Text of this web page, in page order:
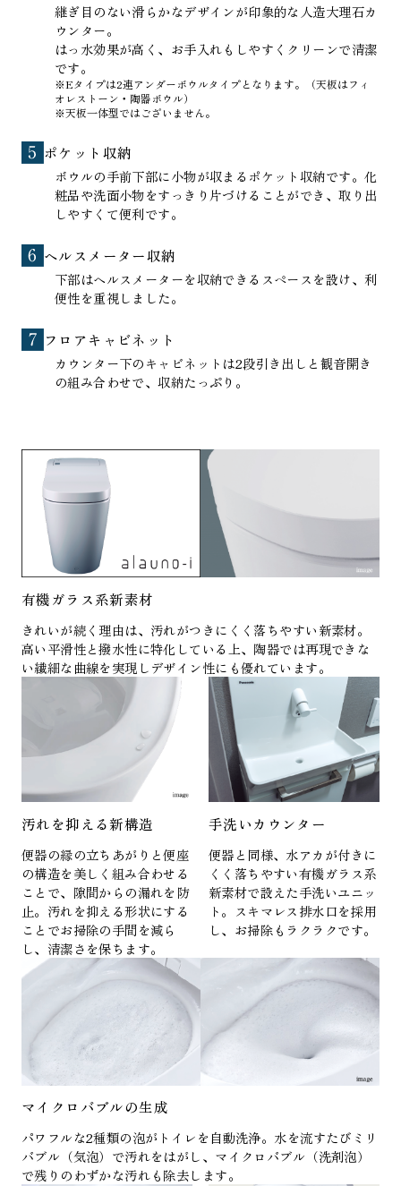
継ぎ目のない滑らかなデザインが印象的な人造大理石カ
ウンター。
はっ水効果が高く、お手入れもしやすくクリーンで清潔
です。
※Eタイプは2連アンダーボウルタイプとなります。（天板はフィ
オレストーン・陶器ボウル）
※天板一体型ではございません。
ポケット収納
ボウルの手前下部に小物が収まるポケット収納です。化
粧品や洗面小物をすっきり片づけることができ、取り出
しやすくて便利です。
ヘルスメーター収納
下部はヘルスメーターを収納できるスペースを設け、利
便性を重視しました。
フロアキャビネット
カウンター下のキャビネットは2段引き出しと観音開き
の組み合わせで、収納たっぷり。
有機ガラス系新素材
きれいが続く理由は、汚れがつきにくく落ちやすい新素材。
高い平滑性と撥水性に特化している上、陶器では再現できな
い繊細な曲線を実現しデザイン性にも優れています。
汚れを抑える新構造
便器の縁の立ちあがりと便座
の構造を美しく組み合わせる
ことで、隙間からの漏れを防
止。汚れを抑える形状にする
ことでお掃除の手間を減ら
し、清潔さを保ちます。
手洗いカウンター
便器と同様、水アカが付きに
くく落ちやすい有機ガラス系
新素材で設えた手洗いユニッ
ト。スキマレス排水口を採用
し、お掃除もラクラクです。
マイクロバブルの生成
パワフルな2種類の泡がトイレを自動洗浄。水を流すたびミリ
バブル（気泡）で汚れをはがし、マイクロバブル（洗剤泡）
で残りのわずかな汚れも除去します。